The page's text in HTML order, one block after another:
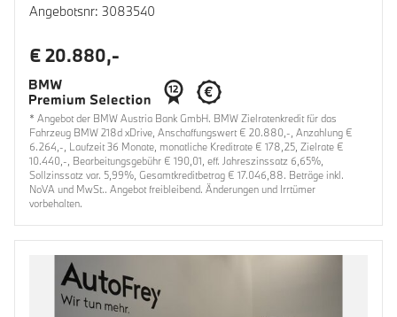
Angebotsnr: 3083540
€ 20.880,-
* Angebot der BMW Austria Bank GmbH. BMW Zielratenkredit für das
Fahrzeug BMW 218d xDrive, Anschaffungswert € 20.880,-, Anzahlung €
6.264,-, Laufzeit 36 Monate, monatliche Kreditrate € 178,25, Zielrate €
10.440,-, Bearbeitungsgebühr € 190,01, eff. Jahreszinssatz 6,65%,
Sollzinssatz var. 5,99%, Gesamtkreditbetrag € 17.046,88. Beträge inkl.
NoVA und MwSt.. Angebot freibleibend. Änderungen und Irrtümer
vorbehalten.